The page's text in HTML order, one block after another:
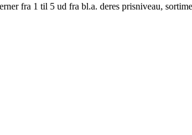
fra 1 til 5 ud fra bl.a. deres prisniveau,